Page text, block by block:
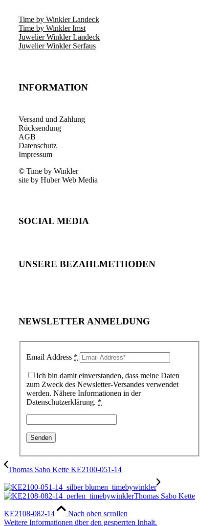
Time by Winkler Landeck
Time by Winkler Imst
Juwelier Winkler Landeck
Juwelier Winkler Serfaus
INFORMATION
Versand und Zahlung
Rücksendung
AGB
Datenschutz
Impressum
© Time by Winkler
site by Huber Web Media
SOCIAL MEDIA
UNSERE BEZAHLMETHODEN
NEWSLETTER ANMELDUNG
Email Address *
Ich bin damit einverstanden, dass meine Daten
zum Zweck des Newsletter-Versandes verwendet
werden. Nähere Informationen in der
Datenschutzerklärung. *
Thomas Sabo Kette KE2100-051-14
Thomas Sabo Kette
KE2108-082-14
Nach oben scrollen
Weitere Informationen über den gesperrten Inhalt.